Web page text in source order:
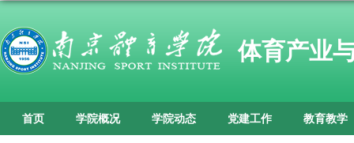
体育产业
首页 学院概况 学院动态 党建工作 教育教学